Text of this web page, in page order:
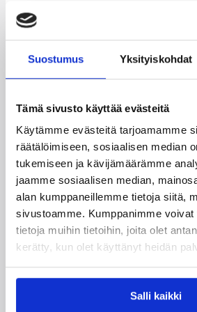
Suostumus Yksityiskohdat
Tämä sivusto käyttää evästeitä
Käytämme evästeitä tarjoamamme
räätälöimiseen, sosiaalisen median
tukemiseen ja kävijämäärämme
jaamme sosiaalisen median,
alan kumppaneillemme tietoja siitä,
sivustoamme. Kumppanimme voivat
tietoja muihin tietoihin, joita olet
kerätty, kun olet käyttänyt heidän
Salli kaikki
Uusi-Seelanti arvotaan
alkulohkon pelipaikan.
Bilbao, Granada, Las Palmas ja
MM-kisojen lohkoarvonnat
arvonnat suorana.
Lisätiedot: MM-kisojen pelitapa
Lisätietoja:”Susijengin tähdet
kisapaikasta”
Lisätietoja:”Susijengin taru jatkuu
kisaparketeilla!”